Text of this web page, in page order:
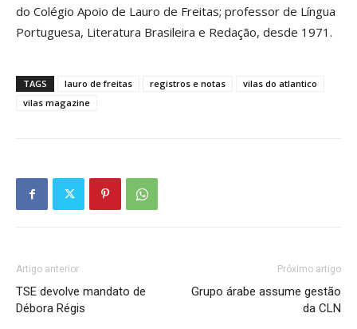
do Colégio Apoio de Lauro de Freitas; professor de Língua
Portuguesa, Literatura Brasileira e Redação, desde 1971.
TAGS lauro de freitas registros e notas
vilas do atlantico
vilas magazine
Artigo anterior
TSE devolve mandato de
Débora Régis
Próximo artigo
Grupo árabe assume gestão
da CLN